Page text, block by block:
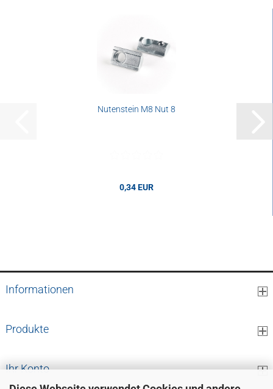
Nutenstein M8 Nut 8
0,34 EUR
Informationen
Produkte
Ihr Konto